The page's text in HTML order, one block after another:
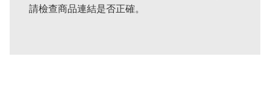
請檢查商品連結是否正確。